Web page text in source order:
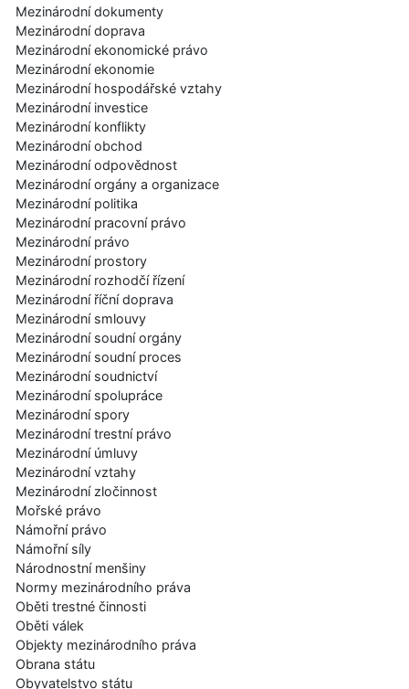
Mezinárodní dokumenty
Mezinárodní doprava
Mezinárodní ekonomické právo
Mezinárodní ekonomie
Mezinárodní hospodářské vztahy
Mezinárodní investice
Mezinárodní konflikty
Mezinárodní obchod
Mezinárodní odpovědnost
Mezinárodní orgány a organizace
Mezinárodní politika
Mezinárodní pracovní právo
Mezinárodní právo
Mezinárodní prostory
Mezinárodní rozhodčí řízení
Mezinárodní říční doprava
Mezinárodní smlouvy
Mezinárodní soudní orgány
Mezinárodní soudní proces
Mezinárodní soudnictví
Mezinárodní spolupráce
Mezinárodní spory
Mezinárodní trestní právo
Mezinárodní úmluvy
Mezinárodní vztahy
Mezinárodní zločinnost
Mořské právo
Námořní právo
Námořní síly
Národnostní menšiny
Normy mezinárodního práva
Oběti trestné činnosti
Oběti válek
Objekty mezinárodního práva
Obrana státu
Obyvatelstvo státu